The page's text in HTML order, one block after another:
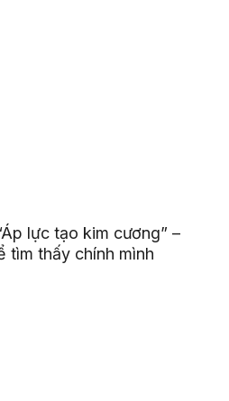
lực tạo kim cương” –
tìm thấy chính mình